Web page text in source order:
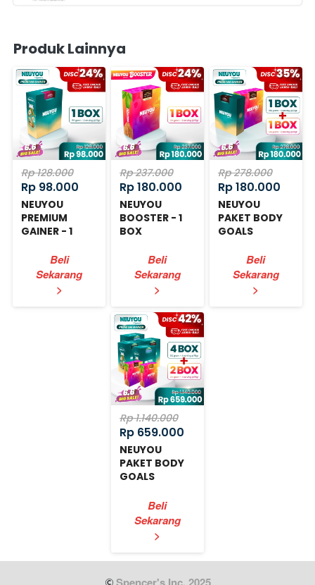
Produk Lainnya
Rp 128.000
Rp 98.000
NEUYOU
PREMIUM
GAINER - 1
`
Beli
Sekarang
>
Rp 237.000
Rp 180.000
NEUYOU
BOOSTER - 1
BOX
`
Beli
Sekarang
>
Rp 278.000
Rp 180.000
NEUYOU
PAKET BODY
GOALS
`
Beli
Sekarang
>
Rp 1.140.000
Rp 659.000
NEUYOU
PAKET BODY
GOALS
`
Beli
Sekarang
>